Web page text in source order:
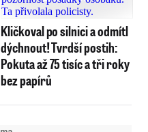
Kličkoval po silnici a odmítl
dýchnout! Tvrdší postih:
Pokuta až 75 tisíc a tři roky
bez papírů